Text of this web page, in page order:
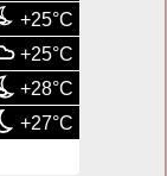
+25°C
+25°C
+28°C
+27°C